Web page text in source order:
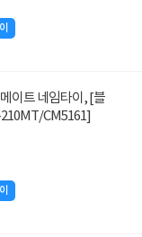
이트 네임타이, [블
CM5161]